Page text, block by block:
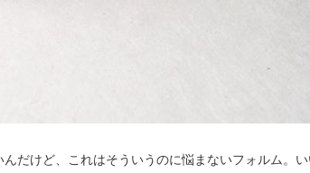
だけど、これはそういうのに悩まないフォルム。